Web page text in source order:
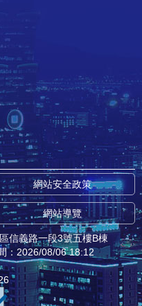
網站安全政策
網站導覽
信義路一段3號五樓B棟
：2026/08/06 18:12